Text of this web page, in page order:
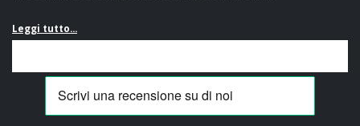
Leggi tutto...